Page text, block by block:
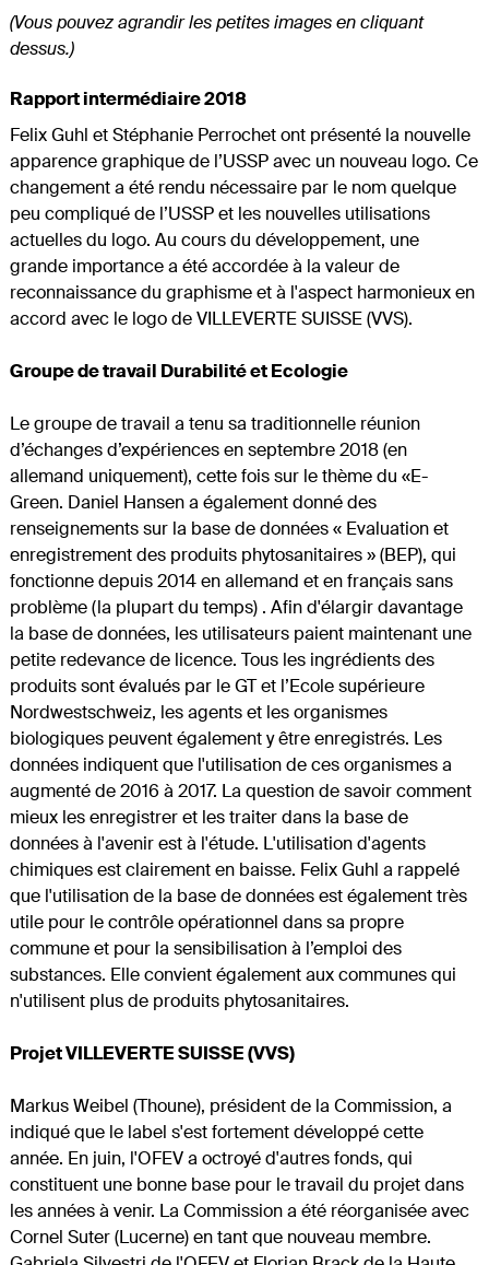
(Vous pouvez agrandir les petites images en cliquant
dessus.)
Rapport intermédiaire 2018
Felix Guhl et Stéphanie Perrochet ont présenté la nouvelle
apparence graphique de l’USSP avec un nouveau logo. Ce
changement a été rendu nécessaire par le nom quelque
peu compliqué de l’USSP et les nouvelles utilisations
actuelles du logo. Au cours du développement, une
grande importance a été accordée à la valeur de
reconnaissance du graphisme et à l'aspect harmonieux en
accord avec le logo de VILLEVERTE SUISSE (VVS).
Groupe de travail Durabilité et Ecologie
Le groupe de travail a tenu sa traditionnelle réunion
d’échanges d’expériences en septembre 2018 (en
allemand uniquement), cette fois sur le thème du «E-
Green. Daniel Hansen a également donné des
renseignements sur la base de données « Evaluation et
enregistrement des produits phytosanitaires » (BEP), qui
fonctionne depuis 2014 en allemand et en français sans
problème (la plupart du temps) . Afin d'élargir davantage
la base de données, les utilisateurs paient maintenant une
petite redevance de licence. Tous les ingrédients des
produits sont évalués par le GT et l’Ecole supérieure
Nordwestschweiz, les agents et les organismes
biologiques peuvent également y être enregistrés. Les
données indiquent que l'utilisation de ces organismes a
augmenté de 2016 à 2017. La question de savoir comment
mieux les enregistrer et les traiter dans la base de
données à l'avenir est à l'étude. L'utilisation d'agents
chimiques est clairement en baisse. Felix Guhl a rappelé
que l'utilisation de la base de données est également très
utile pour le contrôle opérationnel dans sa propre
commune et pour la sensibilisation à l’emploi des
substances. Elle convient également aux communes qui
n'utilisent plus de produits phytosanitaires.
Projet VILLEVERTE SUISSE (VVS)
Markus Weibel (Thoune), président de la Commission, a
indiqué que le label s'est fortement développé cette
année. En juin, l'OFEV a octroyé d'autres fonds, qui
constituent une bonne base pour le travail du projet dans
les années à venir. La Commission a été réorganisée avec
Cornel Suter (Lucerne) en tant que nouveau membre.